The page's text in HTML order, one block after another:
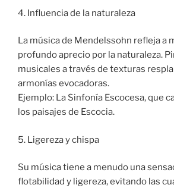
4. Influencia de la naturaleza
La música de Mendelssohn refleja a
profundo aprecio por la naturaleza.
musicales a través de texturas
armonías evocadoras.
Ejemplo: La Sinfonía Escocesa, que
los paisajes de Escocia.
5. Ligereza y chispa
Su música tiene a menudo una
flotabilidad y ligereza, evitando las